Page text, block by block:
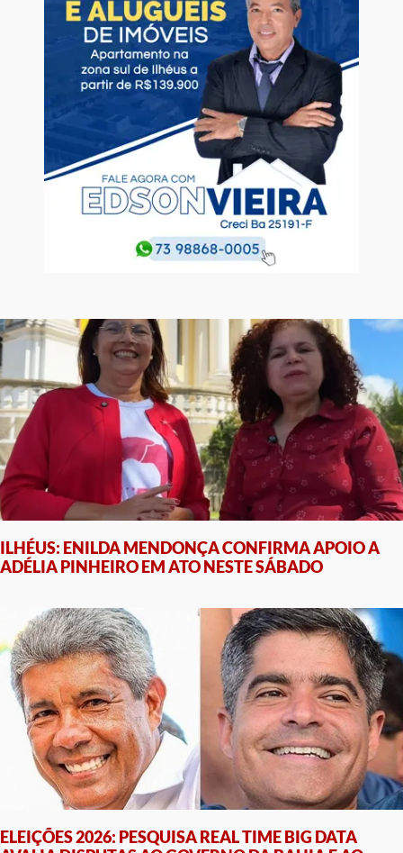
ILHÉUS: ENILDA MENDONÇA CONFIRMA APOIO A
ADÉLIA PINHEIRO EM ATO NESTE SÁBADO
ELEIÇÕES 2026: PESQUISA REAL TIME BIG DATA